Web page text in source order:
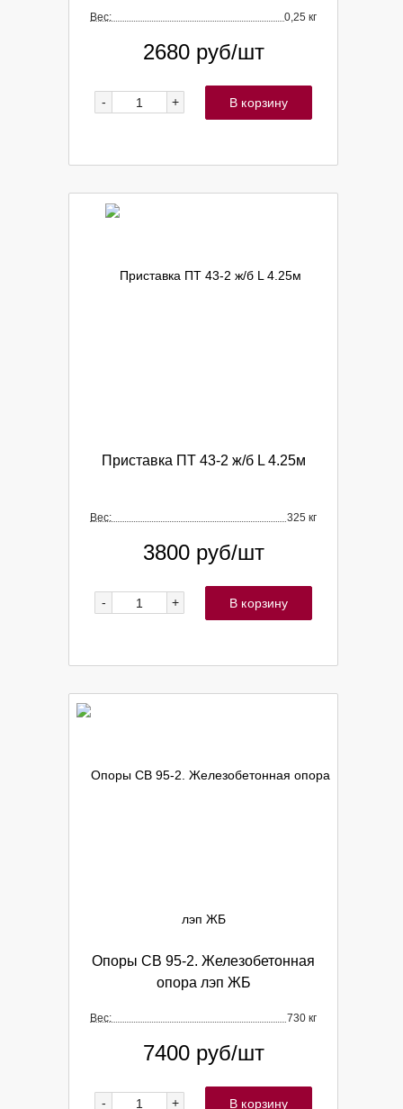
Вес: 0,25 кг
2680 руб/шт
- + В корзину
Приставка ПТ 43-2 ж/б L 4.25м
Вес: 325 кг
3800 руб/шт
- + В корзину
Опоры СВ 95-2. Железобетонная
опора лэп ЖБ
Вес: 730 кг
7400 руб/шт
- + В корзину